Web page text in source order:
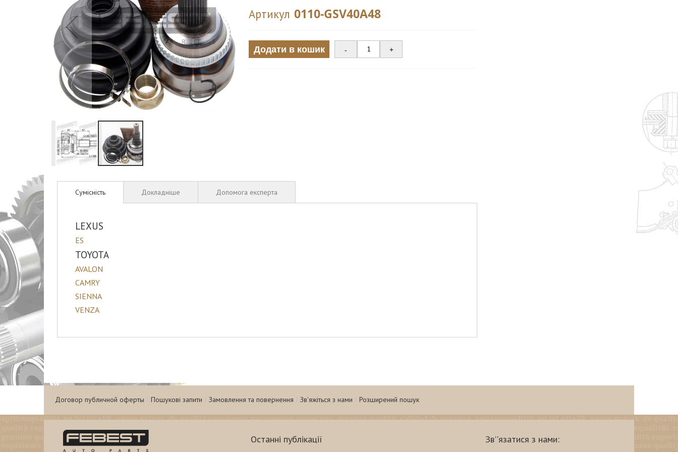
до
початку
Артикул 0110-GSV40A48
Додати в кошик - +
Сумісність
LEXUS
ES
TOYOTA
AVALON
CAMRY
SIENNA
VENZA
Докладніше Допомога експерта
Договор публичной оферты Пошукові запити Замовлення та повернення Зв'яжіться з нами Розширений пошук
Останні публікації Зв''язатися з нами: